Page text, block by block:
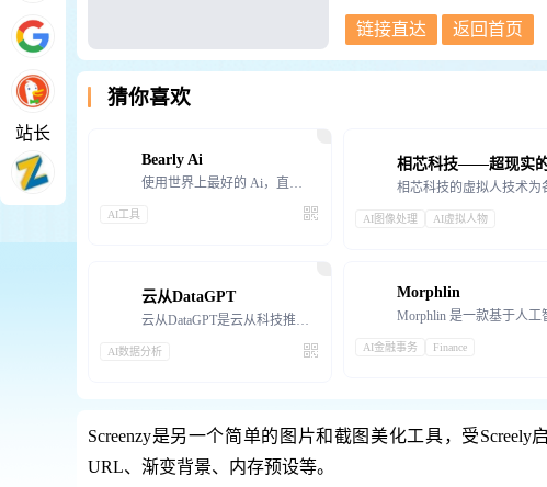
站长
链接直达 返回首页
猜你喜欢
Bearly Ai
使用世界上最好的 Ai，直接在桌面上使用热
AI工具 AI图像处理 AI虚拟人物
云从DataGPT
云从DataGPT是云从科技推出的国内首款AI原生数据分析产品。这款产品基于云从自主研发的从容多模态
AI数据分析
Morphlin
AI金融事务 Finance
Screenzy是另一个简单的图片和截图美化工具，受
URL、渐变背景、内存预设等。